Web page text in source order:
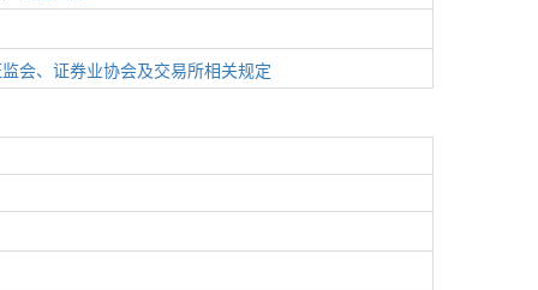
监会、证券业协会及交易所相关规定